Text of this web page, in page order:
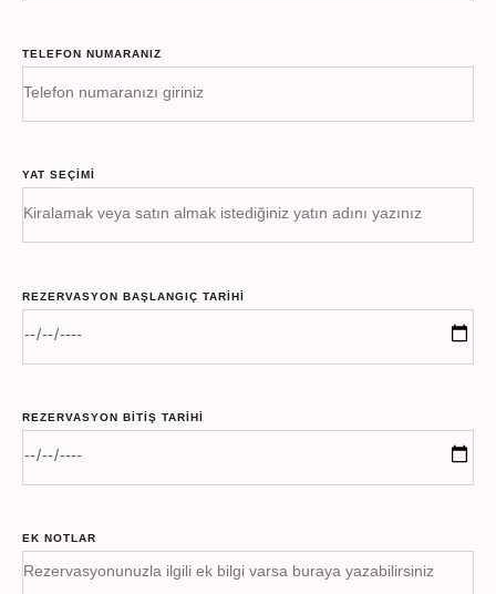
TELEFON NUMARANIZ
YAT SEÇIMI
REZERVASYON BAŞLANGIÇ TARIHI
REZERVASYON BITIŞ TARIHI
EK NOTLAR